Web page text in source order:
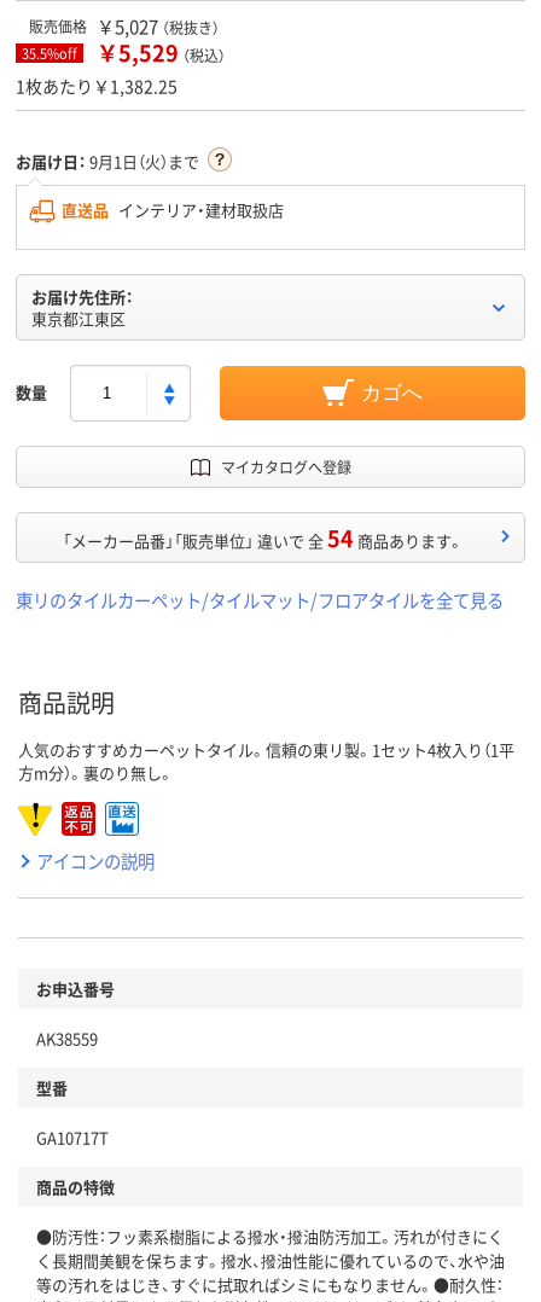
販売価格 ￥5,027 （税抜き）
35.5%off ￥5,529 （税込）
1枚あたり￥1,382.25
お届け日： 9月1日（火）まで
直送品 インテリア・建材取扱店
お届け先住所：
東京都江東区
数量 カゴへ
マイカタログへ登録
「メーカー品番」「販売単位」 違いで 全54 商品あります。
東リのタイルカーペット/タイルマット/フロアタイルを全て見る
商品説明
人気のおすすめカーペットタイル。信頼の東リ製。1セット4枚入り（1平
方m分）。裏のり無し。
アイコンの説明
お申込番号
AK38559
型番
GA10717T
商品の特徴
●防汚性：フッ素系樹脂による撥水・撥油防汚加工。汚れが付きにく
く長期間美観を保ちます。撥水、撥油性能に優れているので、水や油
等の汚れをはじき、すぐに拭取ればシミにもなりません。●耐久性：